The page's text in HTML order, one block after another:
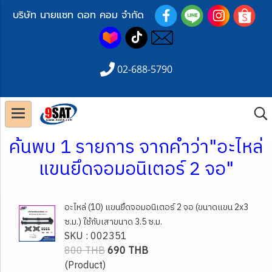
บริษัท นายแซท ดอท คอม จำกัด
02-688-5790
ค้นพบ 1 รายการ จากคำว่า"อะไหล่
แขนยึดจอมอนิเตอร์ 2 จอ"
อะไหล่ (10) แขนยึดจอมอนิเตอร์ 2 จอ (ขนาดแขน 2x3
ซ.ม.) ใช้กับเสาขนาด 3.5 ซ.ม.
SKU : 002351
800 THB690 THB
(Product)